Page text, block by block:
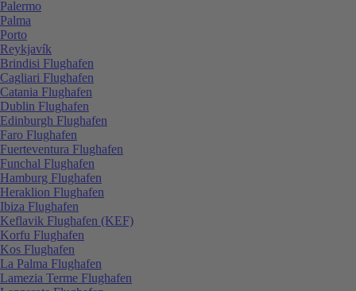
Palermo
Palma
Porto
Reykjavík
Brindisi Flughafen
Cagliari Flughafen
Catania Flughafen
Dublin Flughafen
Edinburgh Flughafen
Faro Flughafen
Fuerteventura Flughafen
Funchal Flughafen
Hamburg Flughafen
Heraklion Flughafen
Ibiza Flughafen
Keflavik Flughafen (KEF)
Korfu Flughafen
Kos Flughafen
La Palma Flughafen
Lamezia Terme Flughafen